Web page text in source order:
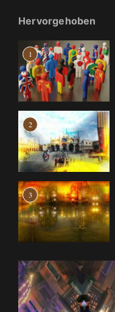
Hervorgehoben
1
2
3